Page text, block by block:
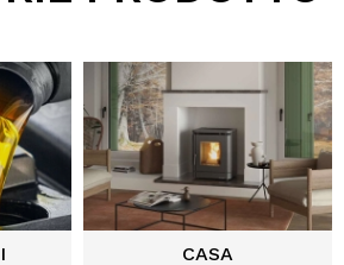
CASA